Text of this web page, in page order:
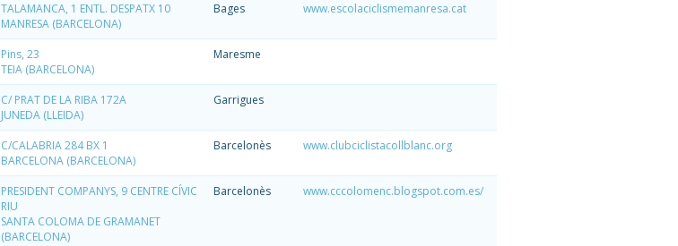
TALAMANCA, 1 ENTL. DESPATX 10
MANRESA (BARCELONA)
Bages www.escolaciclismemanresa.cat
Pins, 23
TEIA (BARCELONA)
Maresme
C/ PRAT DE LA RIBA 172A
JUNEDA (LLEIDA)
Garrigues
C/CALABRIA 284 BX 1
BARCELONA (BARCELONA)
Barcelonès www.clubciclistacollblanc.org
PRESIDENT COMPANYS, 9 CENTRE CÍVIC
RIU
SANTA COLOMA DE GRAMANET
(BARCELONA)
Barcelonès www.cccolomenc.blogspot.com.es/